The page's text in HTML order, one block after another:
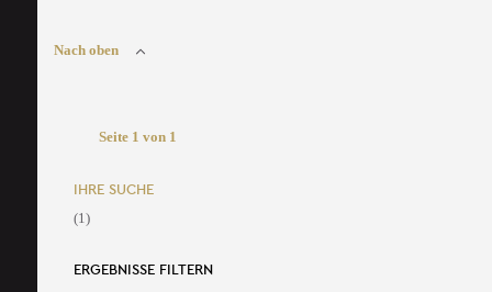
Nach oben
Seite 1 von 1
IHRE SUCHE
(1)
ERGEBNISSE FILTERN